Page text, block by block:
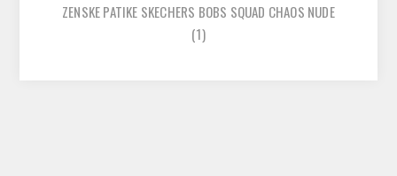
ZENSKE PATIKE SKECHERS BOBS SQUAD CHAOS NUDE
(1)